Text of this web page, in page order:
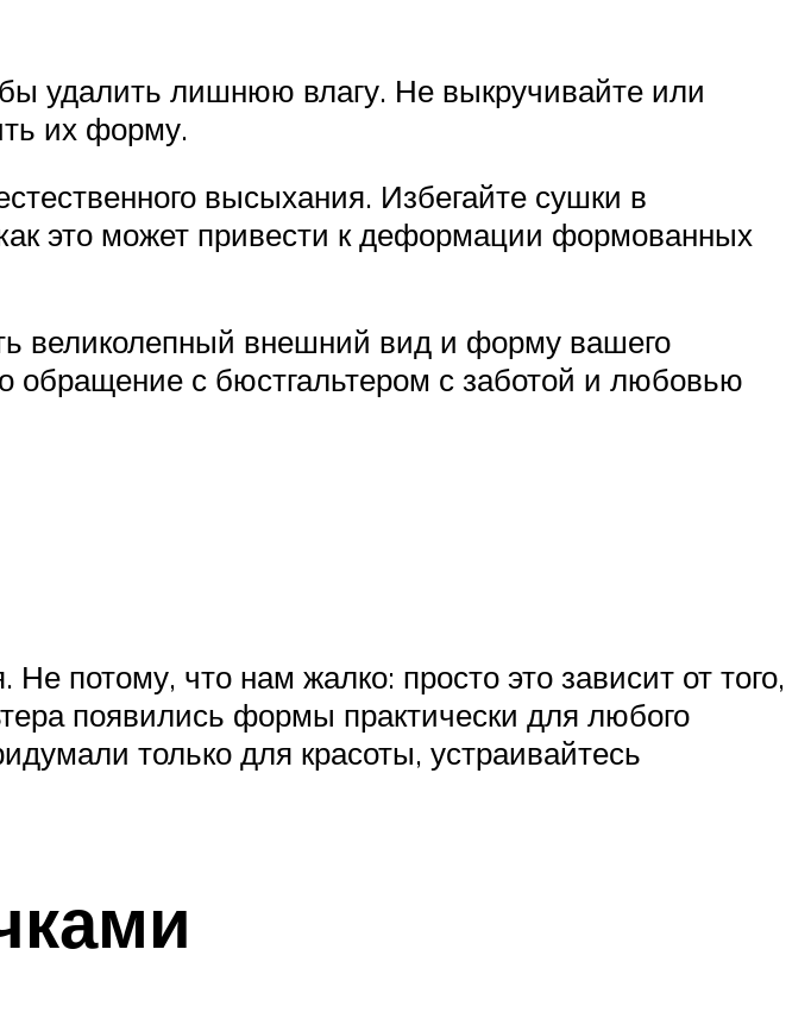
удалить лишнюю влагу. Не выкручивайте или
их форму.
высыхания. Избегайте сушки в
это может привести к деформации формованных
великолепный внешний вид и форму вашего
с бюстгальтером с заботой и любовью
потому, что нам жалко: просто это зависит от того,
появились формы практически для любого
только для красоты, устраивайтесь